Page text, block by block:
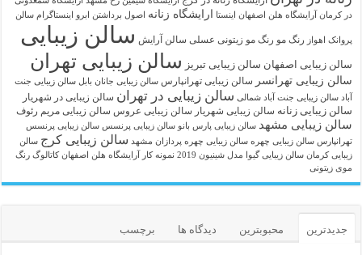
در کرمان آرایشگاه هلن اصفهان اینستا ارایشگاه زنانه اصول برداشتن ابرو اینستاگرام سالن
پروانک اهواز رنگ مو رنگ مو زیتونی عسلی سالن آرایش سالن زیبایی
سالن زیبایی اصفهان سالن زیبایی تبریز سالن زیبایی تهران
سالن زیبایی تهرانسر سالن زیبایی تهرانپارس سالن زیبایی جانان بابل سالن زیبایی جنت
آباد سالن زیبایی جنت آباد شمالی سالن زیبایی در تهران سالن زیبایی در شهریار
سالن زیبایی زنانه سالن زیبایی شهریار سالن زیبایی عروس سالن زیبایی مریم رئوف
سالن زیبایی مشهد سالن زیبایی پارس بانو سالن زیبایی پرنسس سالن زیبایی پرنسس
تهرانپارس سالن زیبایی چهره سالن زیبایی چهره پردازان مشهد سالن زیبایی کرج سالن
زیبایی کرمان سالن زیبایی گیوا مدل شینیون 2019 نمونه کار آرایشگاه هلن اصفهان کاتالوگ رنگ
موی زیتونی
جدیدترین محبوبترین دیدگاه ها برچسب